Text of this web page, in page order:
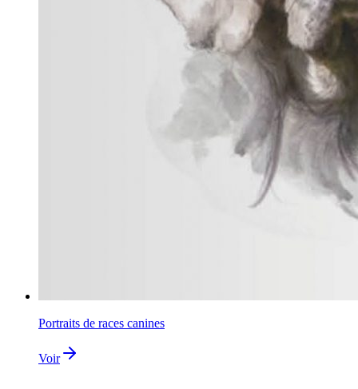
Portraits de races canines
Voir